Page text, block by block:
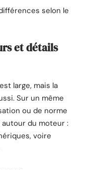
selon le
et détails
large, mais la
Sur un même
ou de norme
du moteur :
voire